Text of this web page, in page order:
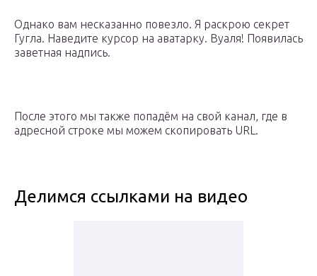
Однако вам несказанно повезло. Я раскрою секрет
Гугла. Наведите курсор на аватарку. Вуаля! Появилась
заветная надпись.
После этого мы также попадём на свой канал, где в
адресной строке мы можем скопировать URL.
Делимся ссылками на видео